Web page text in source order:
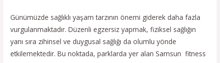
Günümüzde sağlıklı yaşam tarzının önemi giderek daha fazla
vurgulanmaktadır. Düzenli egzersiz yapmak, fiziksel sağlığın
yanı sıra zihinsel ve duygusal sağlığı da olumlu yönde
etkilemektedir. Bu noktada, parklarda yer alan Samsun fitness